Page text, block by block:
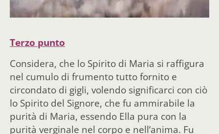
Terzo punto
Considera, che lo Spirito di Maria si raffigura
nel cumulo di frumento tutto fornito e
circondato di gigli, volendo significarci con ciò
lo Spirito del Signore, che fu ammirabile la
purità di Maria, essendo Ella pura con la
purità verginale nel corpo e nell’anima. Fu